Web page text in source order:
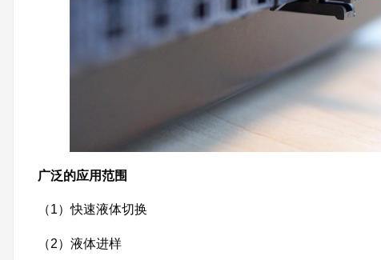
广泛的应用范围
（1）快速液体切换
（2）液体进样